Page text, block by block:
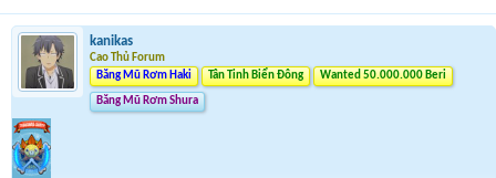
kanikas
Cao Thủ Forum
Băng Mũ Rơm Haki
Tân Tinh Biển Đông Wanted 50.000.000 Beri
Băng Mũ Rơm Shura